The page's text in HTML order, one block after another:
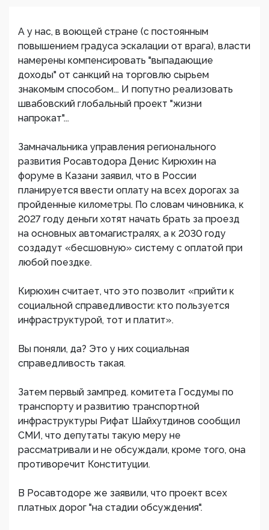
А у нас, в воющей стране (с постоянным
повышением градуса эскалации от врага), власти
намерены компенсировать "выпадающие
доходы" от санкций на торговлю сырьем
знакомым способом... И попутно реализовать
швабовский глобальный проект "жизни
напрокат"...
Замначальника управления регионального
развития Росавтодора Денис Кирюхин на
форуме в Казани заявил, что в России
планируется ввести оплату на всех дорогах за
пройденные километры. По словам чиновника, к
2027 году деньги хотят начать брать за проезд
на основных автомагистралях, а к 2030 году
создадут «бесшовную» систему с оплатой при
любой поездке.
Кирюхин считает, что это позволит «прийти к
социальной справедливости: кто пользуется
инфраструктурой, тот и платит».
Вы поняли, да? Это у них социальная
справедливость такая.
Затем первый зампред. комитета Госдумы по
транспорту и развитию транспортной
инфраструктуры Рифат Шайхутдинов сообщил
СМИ, что депутаты такую меру не
рассматривали и не обсуждали, кроме того, она
противоречит Конституции.
В Росавтодоре же заявили, что проект всех
платных дорог "на стадии обсуждения".